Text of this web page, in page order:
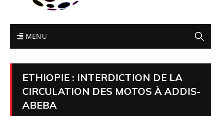
MENU
ETHIOPIE : INTERDICTION DE LA
CIRCULATION DES MOTOS À ADDIS-
ABEBA